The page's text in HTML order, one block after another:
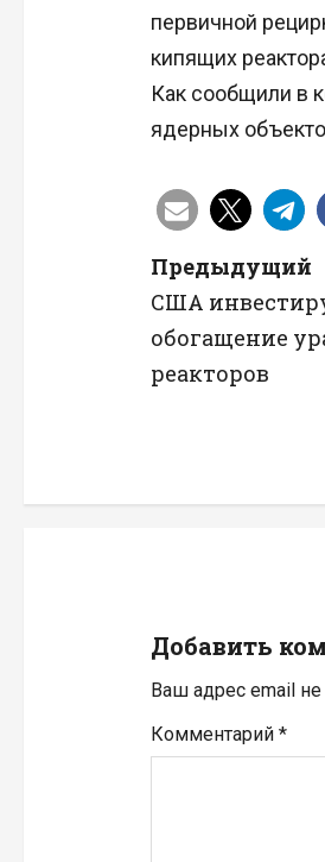
первичной
кипящих
Как сообщили в
ядерных
Н
а
в
а
я
п
о
Предыдущий
США
обогащение
реакторов
Добавить
Ваш адрес email
Комментарий *